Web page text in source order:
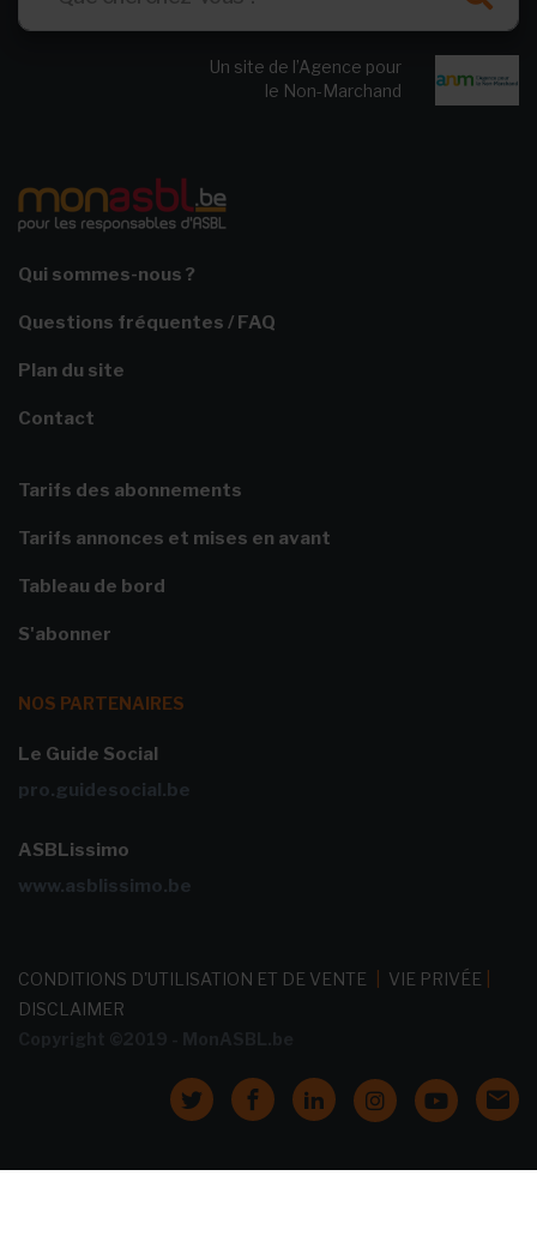
Un site de l’Agence pour
le Non-Marchand
Qui sommes-nous ?
Questions fréquentes / FAQ
Plan du site
Contact
Tarifs des abonnements
Tarifs annonces et mises en avant
Tableau de bord
S'abonner
NOS PARTENAIRES
Le Guide Social
pro.guidesocial.be
ASBLissimo
www.asblissimo.be
CONDITIONS D'UTILISATION ET DE VENTE VIE PRIVÉE
DISCLAIMER